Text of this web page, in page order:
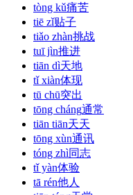
tòng kǔ痛苦
tiē zǐ贴子
tiǎo zhàn挑战
tuī jìn推进
tiān dì天地
tǐ xiàn体现
tū chū突出
tōng cháng通常
tiān tiān天天
tōng xùn通讯
tóng zhì同志
tǐ yàn体验
tā rén他人